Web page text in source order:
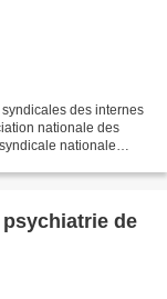
des internes
nationale des
nationale
de